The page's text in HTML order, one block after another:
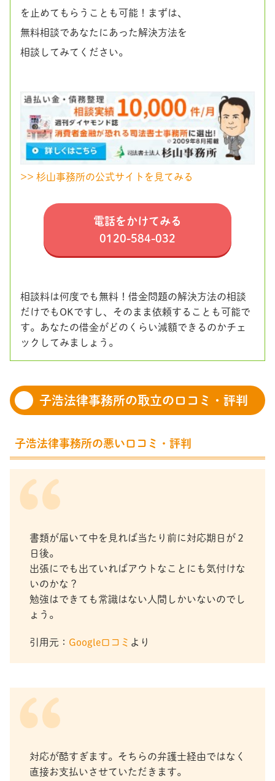
を止めてもらうことも可能！まずは、
無料相談であなたにあった解決方法を
相談してみてください。
>> 杉山事務所の公式サイトを見てみる
電話をかけてみる
0120-584-032
相談料は何度でも無料！借金問題の解決方法の相談
だけでもOKですし、そのまま依頼することも可能で
す。あなたの借金がどのくらい減額できるのかチェ
ックしてみましょう。
子浩法律事務所の取立の口コミ・評判
子浩法律事務所の悪い口コミ・評判
書類が届いて中を見れば当たり前に対応期日が２
日後。
出張にでも出ていればアウトなことにも気付けな
いのかな？
勉強はできても常識はない人間しかいないのでし
ょう。
引用元： Google口コミ より
対応が酷すぎます。そちらの弁護士経由ではなく
直接お支払いさせていただきます。